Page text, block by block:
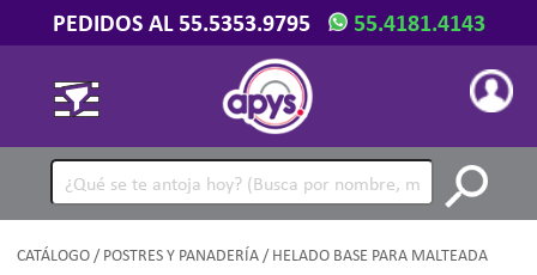
PEDIDOS AL 55.5353.9795 55.4181.4143
CATÁLOGO/POSTRES Y PANADERÍA/ HELADO BASE PARA MALTEADA